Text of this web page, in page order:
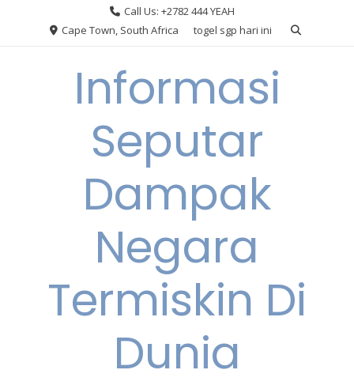
Call Us: +2782 444 YEAH
Cape Town, South Africa
togel sgp hari ini
Informasi
Seputar
Dampak
Negara
Termiskin Di
Dunia